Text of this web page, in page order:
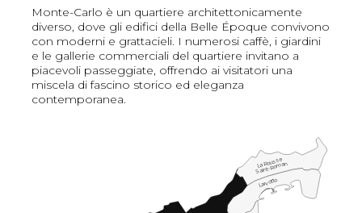
La Rousse
Saint-Roman
Larvotto
Monte-Carlo è un quartiere architettonicamente
diverso, dove gli edifici della Belle Époque convivono
con moderni e grattacieli. I numerosi caffè, i giardini
e le gallerie commerciali del quartiere invitano a
piacevoli passeggiate, offrendo ai visitatori una
miscela di fascino storico ed eleganza
contemporanea.